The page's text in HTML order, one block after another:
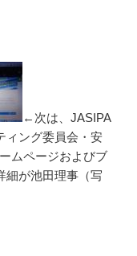
←次は、JASIPA
ィング委員会・安
ムページおよびブ
細が池田理事（写